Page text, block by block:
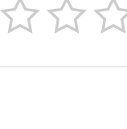
 